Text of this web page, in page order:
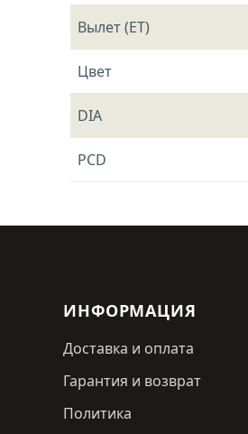
Вылет (ET)
Цвет
DIA
PCD
ИНФОРМАЦИЯ
Доставка и оплата
Гарантия и возврат
Политика